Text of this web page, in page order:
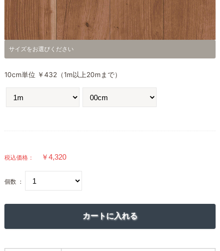
サイズをお選びください
10cm単位 ￥432（1m以上20mまで）
税込価格：
個数 ：